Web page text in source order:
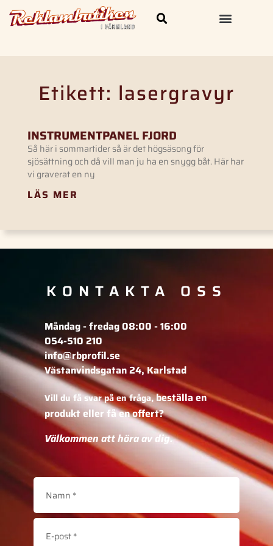
Etikett: lasergravyr
INSTRUMENTPANEL FJORD
Så här i sommartider så är det högsäsong för
sjösättning och då vill man ju ha en snygg båt. Här har
vi graverat en ny
LÄS MER
KONTAKTA OSS
Måndag - fredag 08:00 - 16:00
054-510 210
info@rbprofil.se
Västanvindsgatan 24, Karlstad
Vill du få svar på en fråga,beställa en
produkt eller få en offert?
Välkommen att höra av dig.